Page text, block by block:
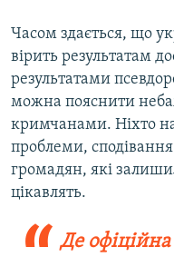
Часом здається, що
вірить результатам
результатами
можна пояснити
кримчанами. Ніхто
проблеми,
громадян, які
цікавлять.
Де